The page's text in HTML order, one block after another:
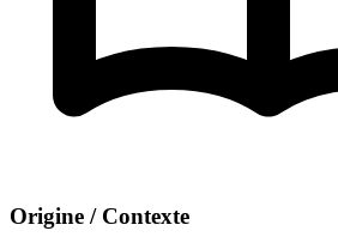
Origine / Contexte